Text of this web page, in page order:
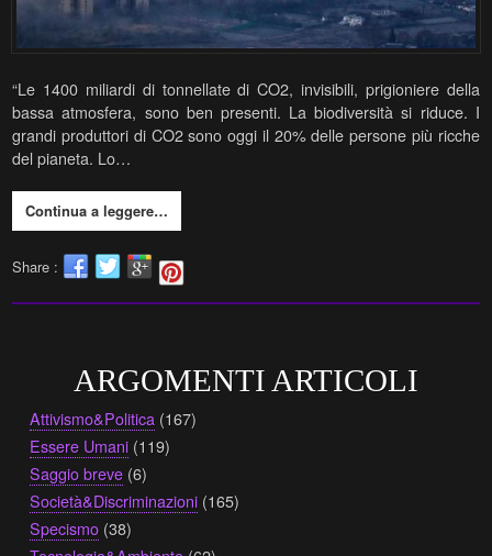
“Le 1400 miliardi di tonnellate di CO2, invisibili, prigioniere della
bassa atmosfera, sono ben presenti. La biodiversità si riduce. I
grandi produttori di CO2 sono oggi il 20% delle persone più ricche
del pianeta. Lo…
Continua a leggere…
Share :
ARGOMENTI ARTICOLI
Attivismo&Politica (167)
Essere Umani (119)
Saggio breve (6)
Società&Discriminazioni (165)
Specismo (38)